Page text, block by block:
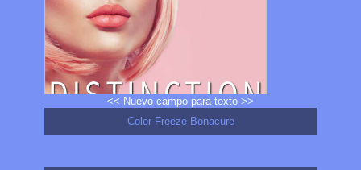
<< Nuevo campo para texto >>
Color Freeze Bonacure